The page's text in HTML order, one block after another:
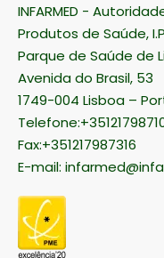
INFARMED -
Produtos de Saúde,
Parque de Saúde de
Avenida do Brasil, 53
1749-004 Lisboa –
Fax:+351217987316
E-mail: